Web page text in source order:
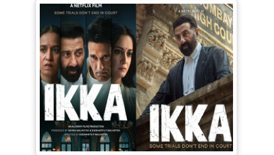
Ikka Movie Review: 90s के दौर में फंसी
सनी-अक्षय की फिल्म, Courtroom Drama
पूरी तरह बेअसर